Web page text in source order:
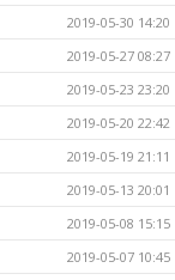
2019-05-30 14:20
2019-05-27 08:27
2019-05-23 23:20
2019-05-20 22:42
2019-05-19 21:11
2019-05-13 20:01
2019-05-08 15:15
2019-05-07 10:45